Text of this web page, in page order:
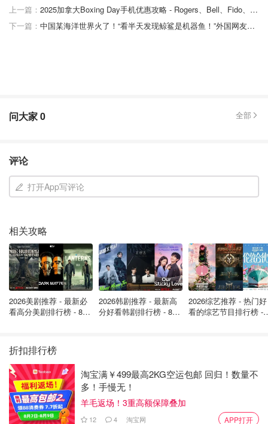
此前，Payne还与粉丝分享了自己与抑郁、焦虑作斗争的经
历，并公开谈论自己的心理健康状况。
Horan、Harry Styles、Louis Tomlinson和Zayn Malik。之
后便成为了当时最受欢迎的男子组合之一。
上一篇：
2025加拿大Boxing Day手机优惠攻略 - Rogers、Bell、Fido、Freedom特价盘点！
下一篇：
中国某海洋世界火了！“看半天发现鲸鲨是机器鱼！”外国网友却一片叫好
问大家0 全部
评论
打开App写评论
相关攻略
2026美剧推荐 - 最新必
看高分美剧排行榜 - 8月
2026韩剧推荐 - 最新高
分好看韩剧排行榜 - 8月
2026综艺推荐 - 热门好
看的综艺节目排行榜 -
折扣排行榜
淘宝满￥499最高2KG空运包邮 回归！数量不
多！手慢无！
羊毛返场！3重高额保障叠加
12 4 淘宝网 APP打开